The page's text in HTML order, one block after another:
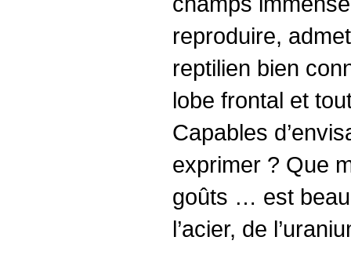
reproduire,
reptilien bien
lobe frontal et
Capables
exprimer ? Que
goûts … est
l’acier, de